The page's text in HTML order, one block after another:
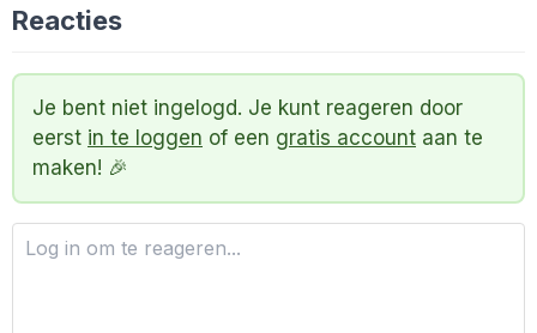
Reacties
Je bent niet ingelogd. Je kunt reageren door
eerst in te loggen of een gratis account aan te
maken! 🎉